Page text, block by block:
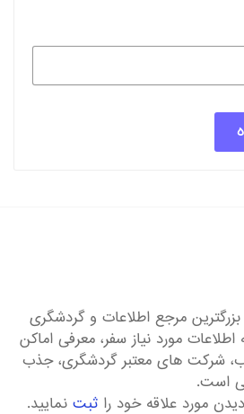
مرجع اطلاعات و گردشگری
اطلاعات مورد نیاز سفر، معرفی اماکن
شرکت های معتبر گردشگری، جذب
است.
مورد علاقه خود را ثبت نمایید.